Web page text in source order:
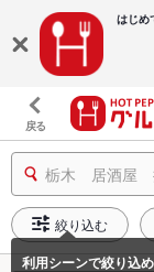
はじめ
戻る
栃木 居酒屋
絞り込む